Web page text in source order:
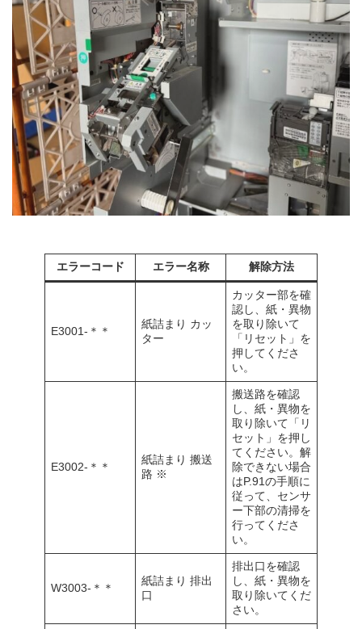
エラーコード エラー名称 解除方法
E3001-＊＊
紙詰まり カッ
ター
カッター部を確
認し、紙・異物
を取り除いて
「リセット」を
押してくださ
い。
E3002-＊＊
紙詰まり 搬送
路 ※
搬送路を確認
し、紙・異物を
取り除いて「リ
セット」を押し
てください。解
除できない場合
はP.91の手順に
従って、センサ
ー下部の清掃を
行ってくださ
い。
W3003-＊＊
紙詰まり 排出
口
排出口を確認
し、紙・異物を
取り除いてくだ
さい。